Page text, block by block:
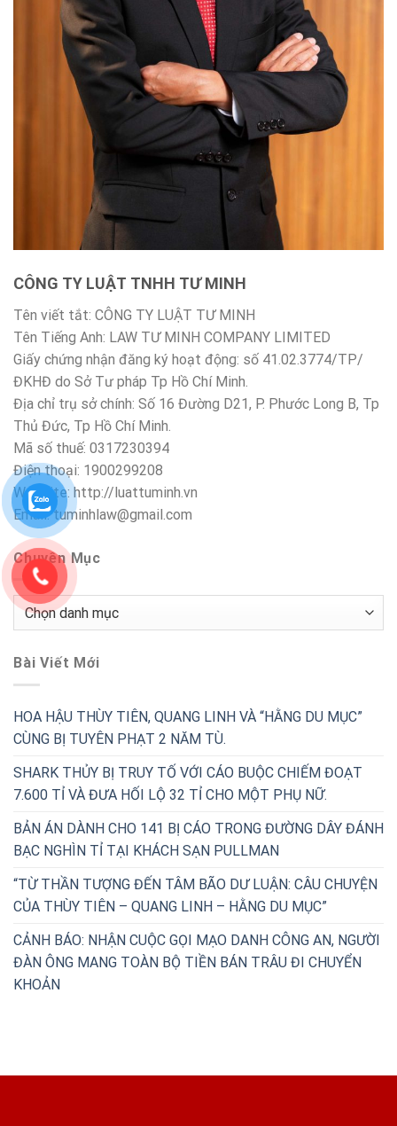
CÔNG TY LUẬT TNHH TƯ MINH
Tên viết tắt: CÔNG TY LUẬT TƯ MINH
Tên Tiếng Anh: LAW TƯ MINH COMPANY LIMITED
Giấy chứng nhận đăng ký hoạt động: số 41.02.3774/TP/
ĐKHĐ do Sở Tư pháp Tp Hồ Chí Minh.
Địa chỉ trụ sở chính: Số 16 Đường D21, P. Phước Long B, Tp
Thủ Đức, Tp Hồ Chí Minh.
Mã số thuế: 0317230394
Điện thoại: 1900299208
Website: http://luattuminh.vn
Email: tuminhlaw@gmail.com
Chuyên Mục
Chuyên
Bài Viết Mới
HOA HẬU THÙY TIÊN, QUANG LINH VÀ “HẰNG DU MỤC”
CÙNG BỊ TUYÊN PHẠT 2 NĂM TÙ.
SHARK THỦY BỊ TRUY TỐ VỚI CÁO BUỘC CHIẾM ĐOẠT
7.600 TỈ VÀ ĐƯA HỐI LỘ 32 TỈ CHO MỘT PHỤ NỮ.
BẢN ÁN DÀNH CHO 141 BỊ CÁO TRONG ĐƯỜNG DÂY ĐÁNH
BẠC NGHÌN TỈ TẠI KHÁCH SẠN PULLMAN
“TỪ THẦN TƯỢNG ĐẾN TÂM BÃO DƯ LUẬN: CÂU CHUYỆN
CỦA THÙY TIÊN – QUANG LINH – HẰNG DU MỤC”
CẢNH BÁO: NHẬN CUỘC GỌI MẠO DANH CÔNG AN, NGƯỜI
ĐÀN ÔNG MANG TOÀN BỘ TIỀN BÁN TRÂU ĐI CHUYỂN
KHOẢN